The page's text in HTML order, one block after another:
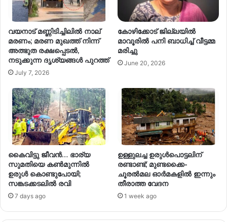
വയനാട് മണ്ണിടിച്ചിലില്‍ നാല്
മരണം; മരണ മുഖത്ത് നിന്ന്
അത്ഭുത രക്ഷപ്പെടൽ,
നടുക്കുന്ന ദൃശ്യങ്ങൾ പുറത്ത്
July 7, 2026
കോഴിക്കോട് ജില്ലയിൽ
മാവൂരിൽ പനി ബാധിച്ച് വീട്ടമ്മ
മരിച്ചു
June 20, 2026
കൈവിട്ടു ജീവൻ… ഭാര്യ
സുമതിയെ കൺമുന്നിൽ
ഉരുൾ കൊണ്ടുപോയി;
സങ്കടക്കടലിൽ രവി
7 days ago
ഉള്ളുലച്ച ഉരുൾപൊട്ടലിന്
രണ്ടാണ്ട്; മുണ്ടക്കൈ-
ചൂരൽമല ഓർമകളിൽ ഇന്നും
തീരാത്ത വേദന
1 week ago